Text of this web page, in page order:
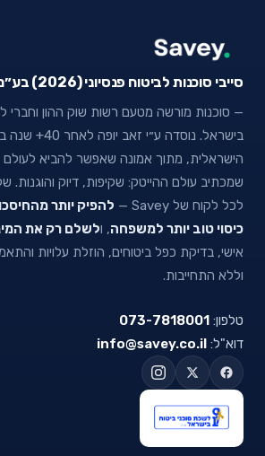
סייבי סוכנות לביטוח פנסיוני (2026) בע״מ
— סוכנות מורשה מטעם רשות שוק ההון וחברי
בישראל. נוסדה ע״י
הישראלית, מתוך אמונה שאפשר להביא
שמכתיב עולם ההייטק: שקיפות, דיוק והוגנות.
לכל לקוח של Savey —
להפיק יותר
כיסוי טוב יותר למשפחה, ולשלם רק את
אישי, בדיקת כפל ביטוחים, הוזלת עלויות
וללא התחייבות.
טלפון: 073-7818001
דוא"ל: info@savey.co.il